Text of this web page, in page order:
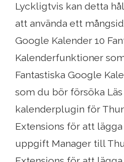
Lyckligtvis kan detta
att använda ett
Google Kalender 10
Kalenderfunktioner
Fantastiska Google
som du bör försöka
kalenderplugin för
Extensions för att
uppgift Manager till